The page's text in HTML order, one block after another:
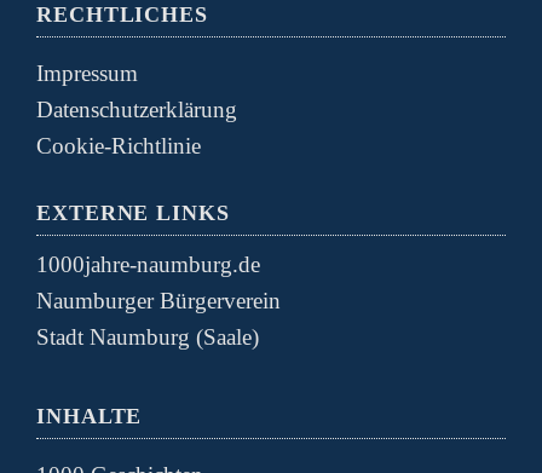
RECHTLICHES
Impressum
Datenschutzerklärung
Cookie-Richtlinie
EXTERNE LINKS
1000jahre-naumburg.de
Naumburger Bürgerverein
Stadt Naumburg (Saale)
INHALTE